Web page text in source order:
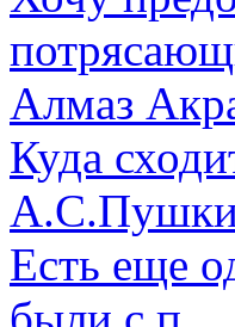
Алмаз
Куда
Есть еще